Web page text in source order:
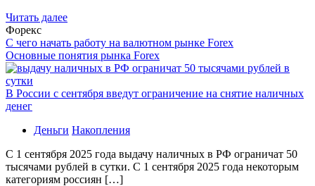
Читать далее
Форекс
С чего начать работу на валютном рынке Forex
Основные понятия рынка Forex
В России с сентября введут ограничение на снятие наличных
денег
Деньги Накопления
С 1 сентября 2025 года выдачу наличных в РФ ограничат 50
тысячами рублей в сутки. С 1 сентября 2025 года некоторым
категориям россиян […]